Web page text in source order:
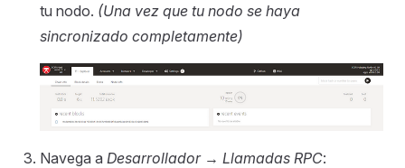
tu nodo. (Una vez que tu nodo se haya
sincronizado completamente)
Navega a Desarrollador→ Llamadas RPC: